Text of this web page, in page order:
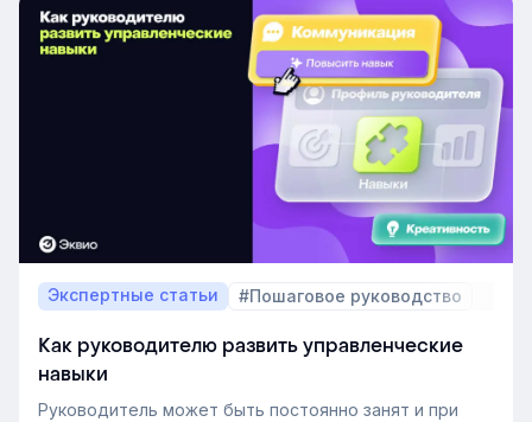
и внутренних переводах, почему не всегда стоит
искать полностью готовых специалистов и как
развивать нужные компетенции внутри компании.
Экспертные статьи #Пошаговое руководство
Как руководителю развить управленческие
навыки
Руководитель может быть постоянно занят и при